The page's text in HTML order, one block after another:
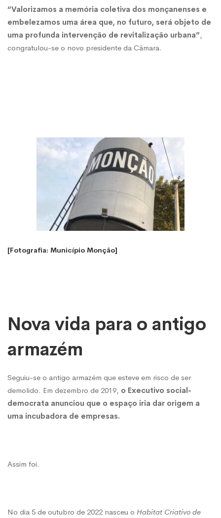
“Valorizamos a memória coletiva dos monçanenses e
embelezamos uma área que, no futuro, será objeto de
uma profunda intervenção de revitalização urbana”,
congratulou-se o novo presidente da Câmara.
[Fotografia: Município Monção]
Nova vida para o antigo
armazém
Seguiu-se o antigo armazém que esteve em risco de ser
demolido. Em dezembro de 2019, o Executivo social-
democrata anunciou que o espaço iria dar origem a
uma incubadora de empresas.
Assim foi.
No dia 5 de outubro de 2022 nasceu o Habitat Criativo de